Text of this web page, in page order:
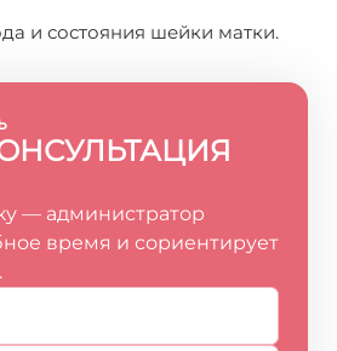
и состояния шейки матки.
— администратор
время и сориентирует